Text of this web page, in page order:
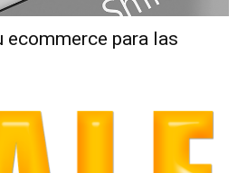
ecommerce para las